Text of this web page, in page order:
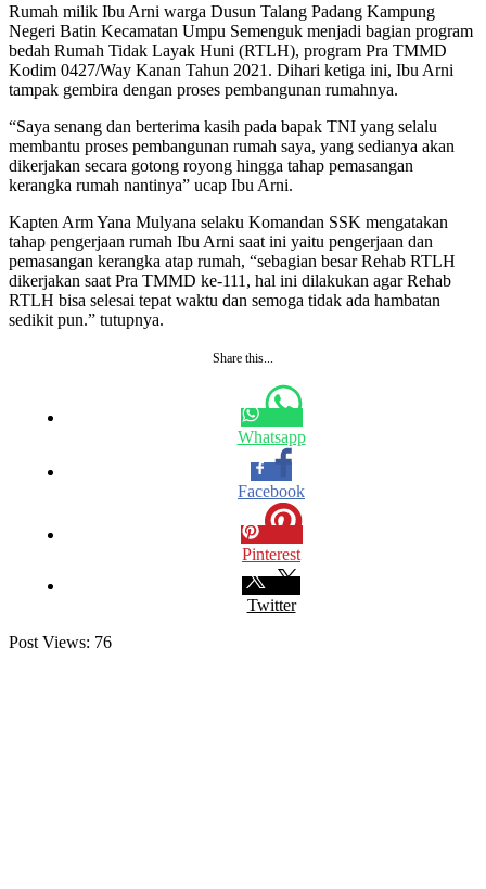
Rumah milik Ibu Arni warga Dusun Talang Padang Kampung
Negeri Batin Kecamatan Umpu Semenguk menjadi bagian program
bedah Rumah Tidak Layak Huni (RTLH), program Pra TMMD
Kodim 0427/Way Kanan Tahun 2021. Dihari ketiga ini, Ibu Arni
tampak gembira dengan proses pembangunan rumahnya.
“Saya senang dan berterima kasih pada bapak TNI yang selalu
membantu proses pembangunan rumah saya, yang sedianya akan
dikerjakan secara gotong royong hingga tahap pemasangan
kerangka rumah nantinya” ucap Ibu Arni.
Kapten Arm Yana Mulyana selaku Komandan SSK mengatakan
tahap pengerjaan rumah Ibu Arni saat ini yaitu pengerjaan dan
pemasangan kerangka atap rumah, “sebagian besar Rehab RTLH
dikerjakan saat Pra TMMD ke-111, hal ini dilakukan agar Rehab
RTLH bisa selesai tepat waktu dan semoga tidak ada hambatan
sedikit pun.” tutupnya.
Share this...
Whatsapp
Facebook
Pinterest
Twitter
Post Views: 76